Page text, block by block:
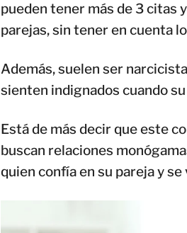
pueden tener más de 3 citas
parejas, sin tener en cuenta
Además, suelen ser
sienten indignados cuando
Está de más decir que este
buscan relaciones
quien confía en su pareja y